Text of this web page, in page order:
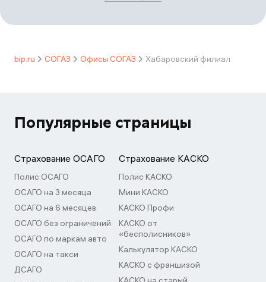
bip.ru СОГАЗ Офисы СОГАЗ Хабаровский филиал
Популярные страницы
Страхование ОСАГО
Полис ОСАГО
ОСАГО на 3 месяца
ОСАГО на 6 месяцев
ОСАГО без ограничений
ОСАГО по маркам авто
ОСАГО на такси
ДСАГО
Страхование КАСКО
Полис КАСКО
Мини КАСКО
КАСКО Профи
КАСКО от
«бесполисников»
Калькулятор КАСКО
КАСКО с франшизой